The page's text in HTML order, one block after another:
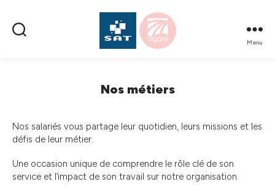
Menu
Nos métiers
Nos salariés vous partage leur quotidien, leurs missions et les
défis de leur métier.
Une occasion unique de comprendre le rôle clé de son
service et l’impact de son travail sur notre organisation.